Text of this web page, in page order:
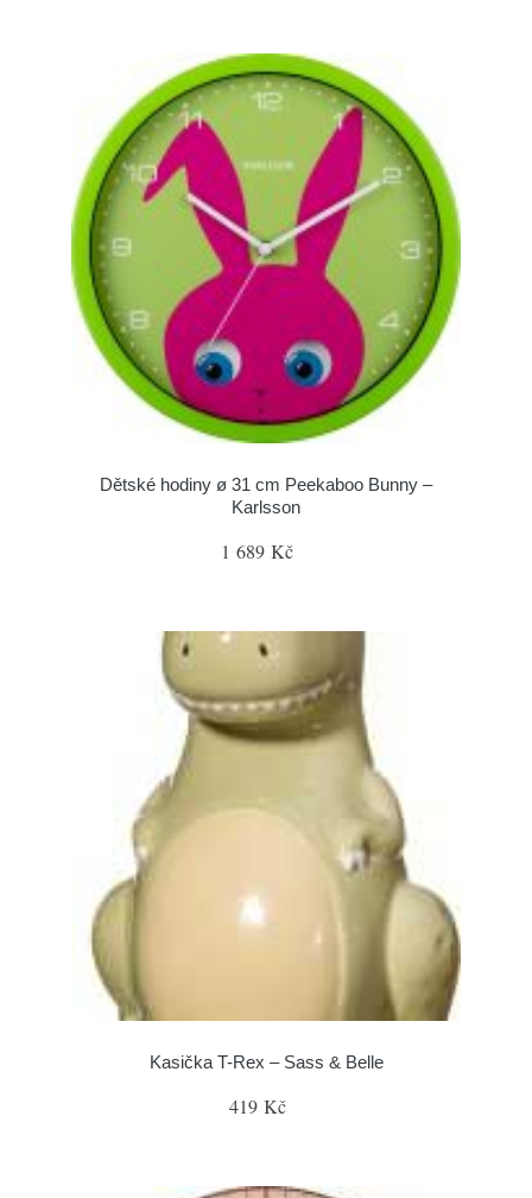
Dětské hodiny ø 31 cm Peekaboo Bunny –
Karlsson
1 689 Kč
Kasička T-Rex – Sass & Belle
419 Kč